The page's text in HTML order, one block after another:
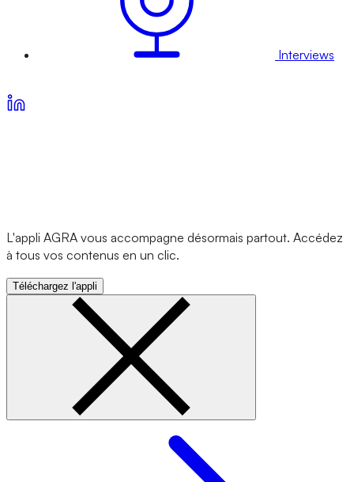
Interviews
L'appli AGRA vous accompagne désormais partout. Accédez
à tous vos contenus en un clic.
Téléchargez l'appli